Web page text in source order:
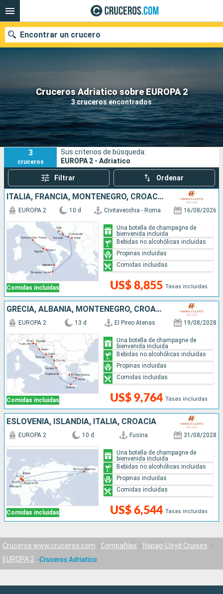
Cruceros Adriatico sobre EUROPA 2
3 cruceros encontrados
Encontrar un crucero
Nuestros destinos
Fecha de salida
Puertos Compañías
Buscar
3
cruceros
Sus criterios de búsqueda:
EUROPA 2 - Adriatico
Filtrar Ordenar
ITALIA, FRANCIA, MONTENEGRO, CROACIA
Comidas incluidas
EUROPA 2 10 d Civitavecchia - Roma 16/08/2026
US$ 8,855 Tasas incluidas
Una botella de champagne de
bienvenida incluida
Bebidas no alcohólicas incluidas
Propinas incluidas
Comidas incluidas
GRECIA, ALBANIA, MONTENEGRO, CROACIA, ESLOVENIA, ITALIA
Comidas incluidas
EUROPA 2 13 d El Pireo Atenas 19/08/2028
US$ 9,764 Tasas incluidas
Una botella de champagne de
bienvenida incluida
Bebidas no alcohólicas incluidas
Propinas incluidas
Comidas incluidas
ESLOVENIA, ISLANDIA, ITALIA, CROACIA
Comidas incluidas
EUROPA 2 10 d Fusina 31/08/2028
US$ 6,544 Tasas incluidas
Una botella de champagne de
bienvenida incluida
Bebidas no alcohólicas incluidas
Propinas incluidas
Comidas incluidas
Cruceros www.cruceros.com Compañías
Hapag-Lloyd Cruises
EUROPA 2
Cruceros Adriatico